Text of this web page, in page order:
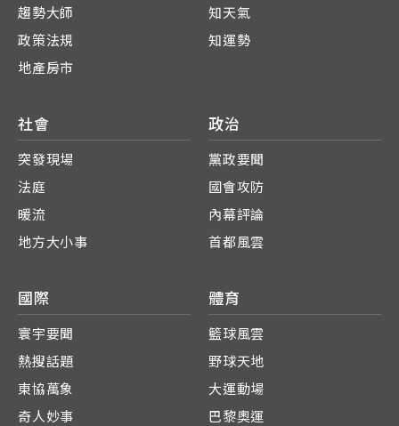
趨勢大師
政策法規
地產房市
知天氣
知運勢
社會
突發現場
法庭
暖流
地方大小事
政治
黨政要聞
國會攻防
內幕評論
首都風雲
國際
寰宇要聞
熱搜話題
東協萬象
奇人妙事
體育
籃球風雲
野球天地
大運動場
巴黎奧運